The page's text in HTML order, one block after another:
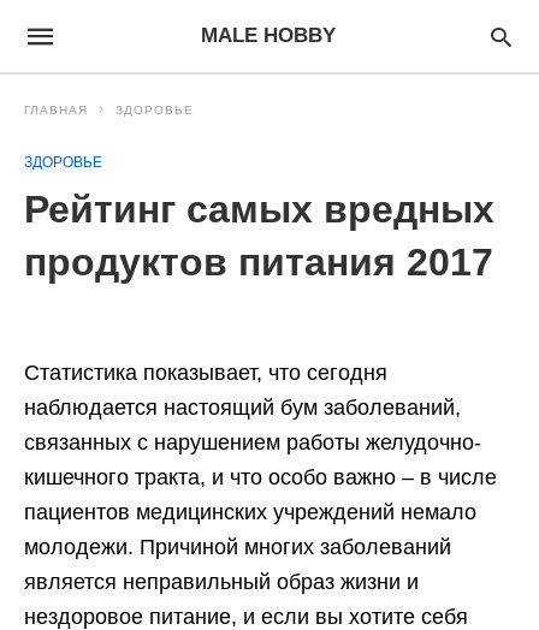
MALE HOBBY
ГЛАВНАЯ ЗДОРОВЬЕ
ЗДОРОВЬЕ
Рейтинг самых вредных
продуктов питания 2017
Статистика показывает, что сегодня
наблюдается настоящий бум заболеваний,
связанных с нарушением работы желудочно-
кишечного тракта, и что особо важно – в числе
пациентов медицинских учреждений немало
молодежи. Причиной многих заболеваний
является неправильный образ жизни и
нездоровое питание, и если вы хотите себя